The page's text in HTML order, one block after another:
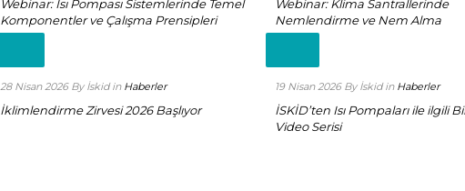
Webinar: Isı Pompası Sistemlerinde Temel
Komponentler ve Çalışma Prensipleri
Webinar: Klima Santrallerinde
Nemlendirme ve Nem Alma
28 Nisan 2026 By İskid in Haberler
İklimlendirme Zirvesi 2026 Başlıyor
19 Nisan 2026 By İskid in Haberler
İSKİD’ten Isı Pompaları ile ilgili
Video Serisi